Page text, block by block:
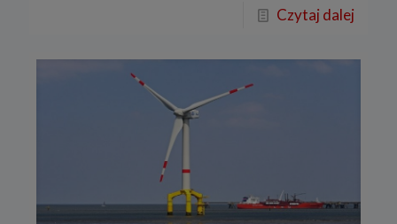
Czytaj dalej